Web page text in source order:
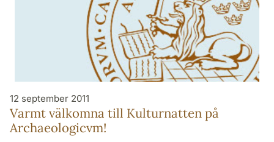
12 september 2011
Varmt välkomna till Kulturnatten på
Archaeologicvm!